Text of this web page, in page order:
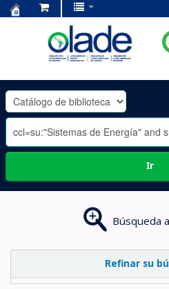
OLADE
-
Ir
Búsqueda
Refinar su